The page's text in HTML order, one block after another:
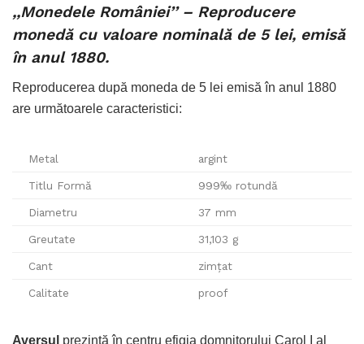
,,Monedele României’’ – Reproducere
monedă cu valoare nominală de 5 lei, emisă
în anul 1880.
Reproducerea după moneda de 5 lei emisă în anul 1880
are următoarele caracteristici:
Metal argint
Titlu Formă 999‰ rotundă
Diametru 37 mm
Greutate 31,103 g
Cant zimțat
Calitate proof
Aversul prezintă în centru efigia domnitorului Carol I al